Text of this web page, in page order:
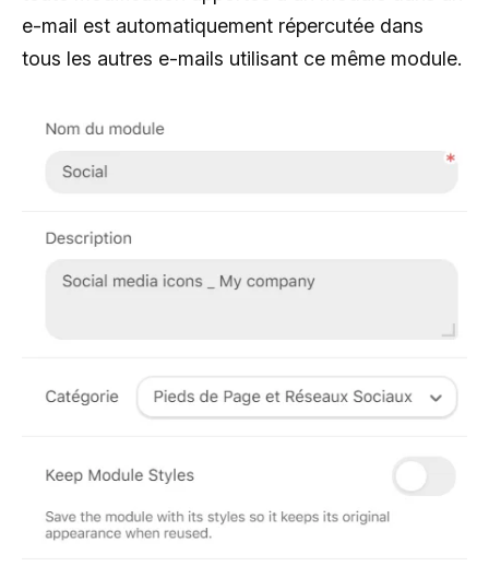
e-mail est automatiquement répercutée dans
tous les autres e-mails utilisant ce même module.